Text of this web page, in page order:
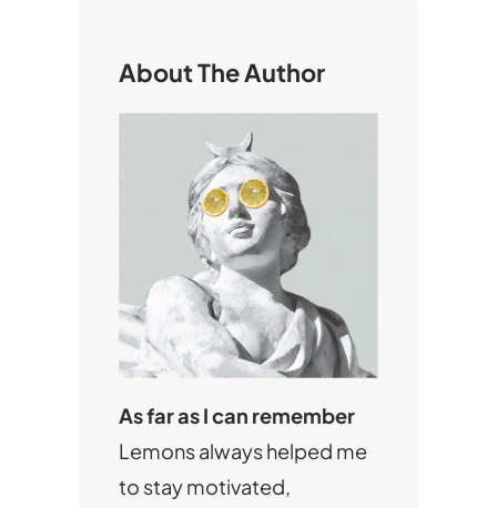
About The Author
As far as I can remember
Lemons always helped me
to stay motivated,